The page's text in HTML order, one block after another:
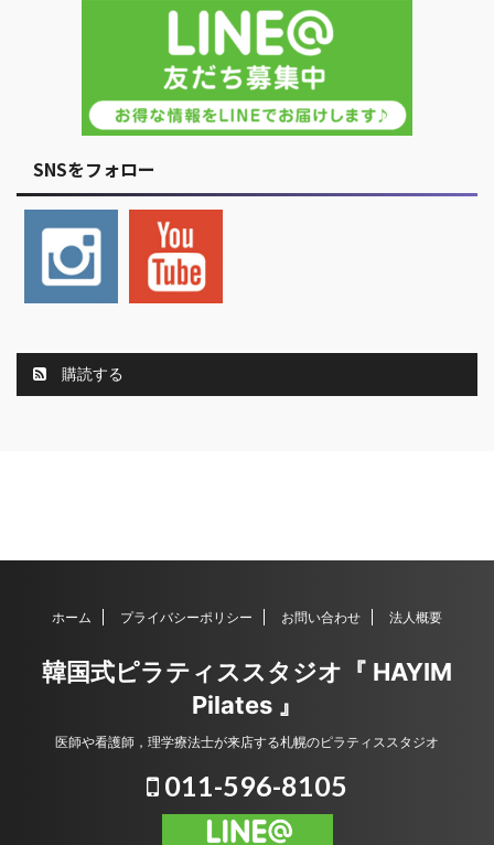
SNSをフォロー
購読する
ホーム プライバシーポリシー お問い合わせ 法人概要
韓国式ピラティススタジオ『 HAYIM
Pilates 』
医師や看護師，理学療法士が来店する札幌のピラティススタジオ
011-596-8105